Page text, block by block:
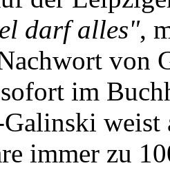
darf alles",
von
im
weist
immer zu